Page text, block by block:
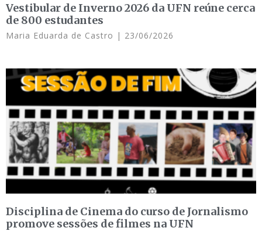
Vestibular de Inverno 2026 da UFN reúne cerca
de 800 estudantes
Maria Eduarda de Castro 23/06/2026
Disciplina de Cinema do curso de Jornalismo
promove sessões de filmes na UFN